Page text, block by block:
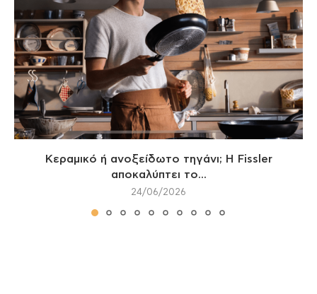
Κεραμικό ή ανοξείδωτο τηγάνι; Η Fissler
αποκαλύπτει το...
24/06/2026